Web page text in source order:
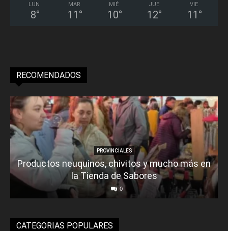
LUN
8°
MAR
11 °
MIÉ
10°
JUE
12°
VIE
11 °
RECOMENDADOS
PROVINCIALES
Productos neuquinos, chivitos y mucho más en
la Tienda de Sabores
0
CATEGORIAS POPULARES